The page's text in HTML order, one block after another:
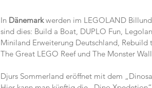
In Dänemark werden im LEGOLAND
sind dies: Build a Boat, DUPLO Fun,
Miniland Erweiterung Deutschland, Rebuild
The Great LEGO Reef und The
Djurs Sommerland eröffnet mit dem